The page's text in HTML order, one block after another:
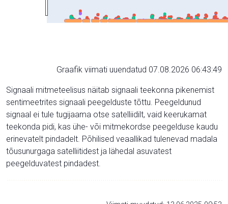
Graafik viimati uuendatud 07.08.2026 06:43:49
Signaali mitmeteelisus näitab signaali teekonna pikenemist
sentimeetrites signaali peegelduste tõttu. Peegeldunud
signaal ei tule tugijaama otse satelliidilt, vaid keerukamat
teekonda pidi, kas ühe- või mitmekordse peegelduse kaudu
erinevatelt pindadelt. Põhilised veaallikad tulenevad madala
tõusunurgaga satelliitidest ja lähedal asuvatest
peegelduvatest pindadest.